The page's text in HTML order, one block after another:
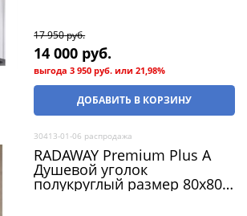
(распродажа)
17 950 руб.
14 000 руб.
выгода3 950 руб. или21,98%
ДОБАВИТЬ В КОРЗИНУ
30413-01-06 распродажа
RADAWAY Premium Plus A
Душевой уголок
полукруглый размер 80х80